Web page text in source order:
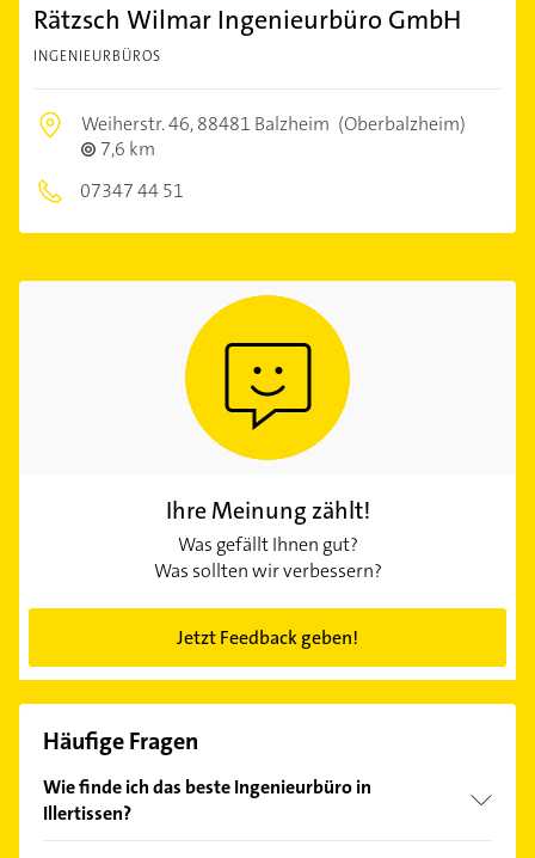
Rätzsch Wilmar Ingenieurbüro GmbH
INGENIEURBÜROS
Weiherstr. 46,88481 Balzheim (Oberbalzheim)
7,6 km
07347 44 51
Ihre Meinung zählt!
Was gefällt Ihnen gut?
Was sollten wir verbessern?
Jetzt Feedback geben!
Häufige Fragen
Wie finde ich das beste Ingenieurbüro in
Illertissen?